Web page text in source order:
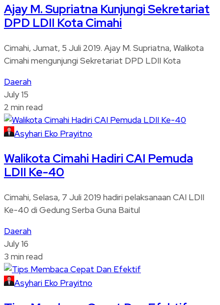
Ajay M. Supriatna Kunjungi Sekretariat
DPD LDII Kota Cimahi
Cimahi, Jumat, 5 Juli 2019. Ajay M. Supriatna, Walikota
Cimahi mengunjungi Sekretariat DPD LDII Kota
Daerah
July 15
2 min read
Asyhari Eko Prayitno
Walikota Cimahi Hadiri CAI Pemuda
LDII Ke-40
Cimahi, Selasa, 7 Juli 2019 hadiri pelaksanaan CAI LDII
Ke-40 di Gedung Serba Guna Baitul
Daerah
July 16
3 min read
Asyhari Eko Prayitno